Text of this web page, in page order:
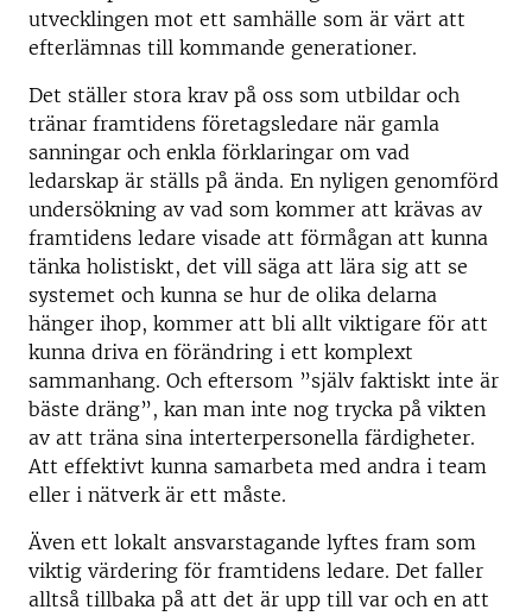
utvecklingen mot ett samhälle som är värt att
efterlämnas till kommande generationer.
Det ställer stora krav på oss som utbildar och
tränar framtidens företagsledare när gamla
sanningar och enkla förklaringar om vad
ledarskap är ställs på ända. En nyligen genomförd
undersökning av vad som kommer att krävas av
framtidens ledare visade att förmågan att kunna
tänka holistiskt, det vill säga att lära sig att se
systemet och kunna se hur de olika delarna
hänger ihop, kommer att bli allt viktigare för att
kunna driva en förändring i ett komplext
sammanhang. Och eftersom ”själv faktiskt inte är
bäste dräng”, kan man inte nog trycka på vikten
av att träna sina interterpersonella färdigheter.
Att effektivt kunna samarbeta med andra i team
eller i nätverk är ett måste.
Även ett lokalt ansvarstagande lyftes fram som
viktig värdering för framtidens ledare. Det faller
alltså tillbaka på att det är upp till var och en att